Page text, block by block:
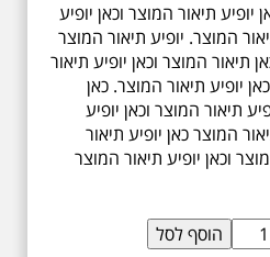
יופיע תיאור המוצר וכאן יופיע
המוצר. יופיע תיאור המוצר
תיאור המוצר וכאן יופיע תיאור
יופיע תיאור המוצר. כאן
תיאור המוצר וכאן יופיע
המוצר כאן יופיע תיאור
וכאן יופיע תיאור המוצר